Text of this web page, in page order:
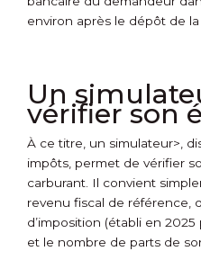
environ après le dépôt de
Un
vérifier son
À ce titre, un simulateur>,
impôts, permet de vérifier
carburant. Il convient
revenu fiscal de référence,
d’imposition (établi en
et le nombre de parts de